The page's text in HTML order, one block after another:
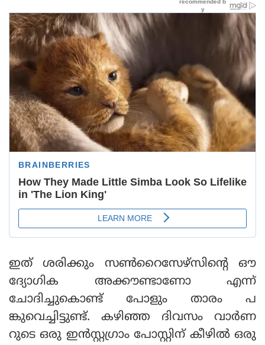
ഇത് ശരിക്കും സണ്‍റൈസേഴ്‌സിന്റെ ഔ
ദ്യോഗിക അക്കൗണ്ടാണോ എന്ന്
ചോദിച്ചുകൊണ്ട് പോളും താരം പ
ങ്കുവെച്ചിട്ടുണ്ട്. കഴിഞ്ഞ ദിവസം വാര്‍ണ
റുടെ ഒരു ഇന്‍സ്റ്റഗ്രാം പോസ്റ്റിന് കീഴില്‍ ഒരു